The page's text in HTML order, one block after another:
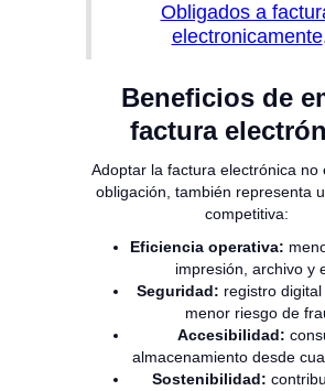
Obligados a
electronicamente
Beneficios de
factura
Adoptar la factura electrónica no
obligación, también representa
competitiva:
Eficiencia operativa:
impresión, archivo y
Seguridad: registro digital
menor riesgo de
Accesibilidad:
almacenamiento desde
Sostenibilidad: